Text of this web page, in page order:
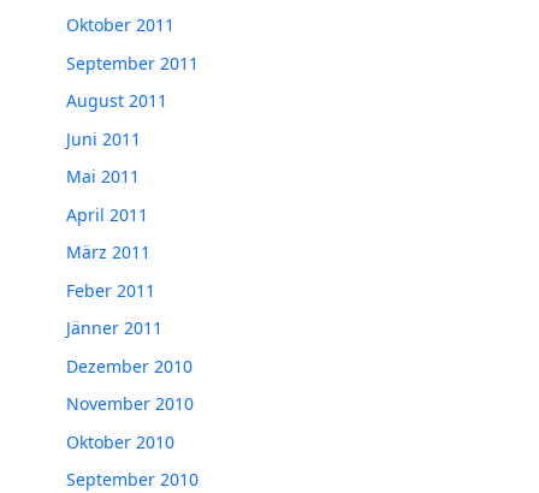
Oktober 2011
September 2011
August 2011
Juni 2011
Mai 2011
April 2011
März 2011
Feber 2011
Jänner 2011
Dezember 2010
November 2010
Oktober 2010
September 2010